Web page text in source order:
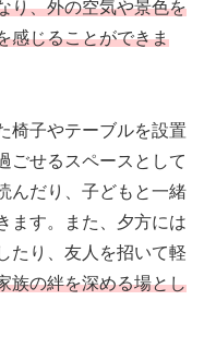
り、外の空気や景色を
感じることができま
椅子やテーブルを設置
ごせるスペースとして
んだり、子どもと一緒
ます。また、夕方には
たり、友人を招いて軽
族の絆を深める場とし